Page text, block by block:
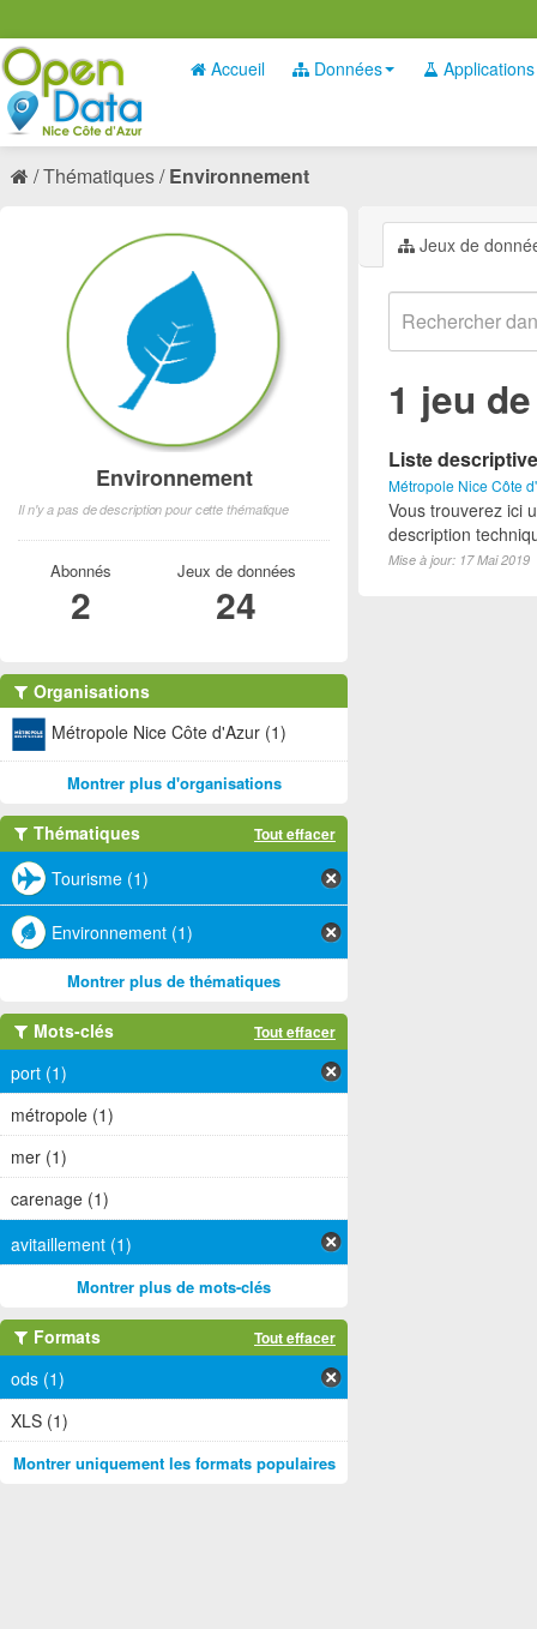
Accueil Données Applications
Thématiques Environnement
Jeux de
1 jeu
Liste
Métropole Nice Côte
Vous trouverez ici
description
Mise à jour: 17 Mai 2019
Environnement
Il n'y a pas de description pour cette thématique
Abonnés
2
Jeux de données
24
Organisations
Métropole Nice Côte d'Azur (1)
Montrer plus d'organisations
Thématiques Tout effacer
Tourisme (1)
Environnement (1)
Montrer plus de thématiques
Mots-clés Tout effacer
port (1)
métropole (1)
mer (1)
carenage (1)
avitaillement (1)
Montrer plus de mots-clés
Formats Tout effacer
ods (1)
XLS (1)
Montrer uniquement les formats populaires